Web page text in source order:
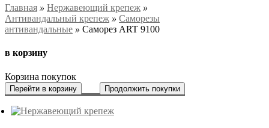
Главная » Нержавеющий крепеж »
Антивандальный крепеж » Саморезы
антивандальные » Саморез ART 9100
в корзину
Корзина покупок
Перейти в корзину Продолжить покупки